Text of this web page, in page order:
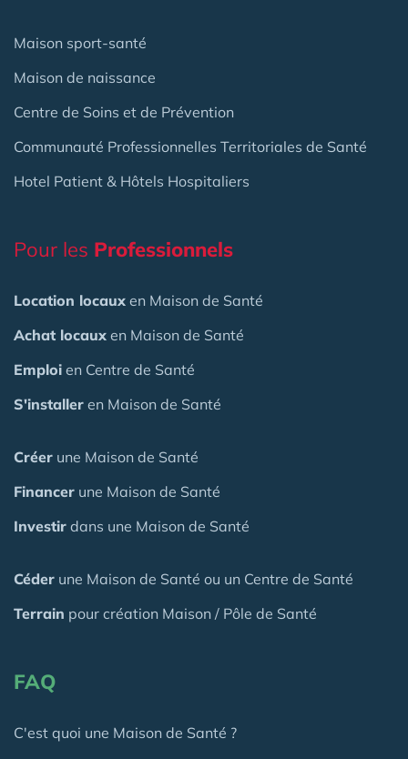
Maison sport-santé
Maison de naissance
Centre de Soins et de Prévention
Communauté Professionnelles Territoriales de Santé
Hotel Patient & Hôtels Hospitaliers
Pour les Professionnels
Location locaux en Maison de Santé
Achat locaux en Maison de Santé
Emploi en Centre de Santé
S'installer en Maison de Santé
Créer une Maison de Santé
Financer une Maison de Santé
Investir dans une Maison de Santé
Céder une Maison de Santé ou un Centre de Santé
Terrain pour création Maison / Pôle de Santé
FAQ
C'est quoi une Maison de Santé ?